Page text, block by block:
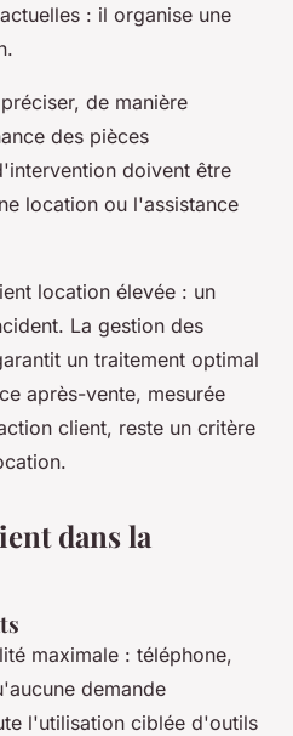
: il organise une
de manière
des pièces
doivent être
location ou l'assistance
location élevée : un
La gestion des
un traitement optimal
après-vente, mesurée
client, reste un critère
dans la
maximale : téléphone,
demande
l'utilisation ciblée d'outils